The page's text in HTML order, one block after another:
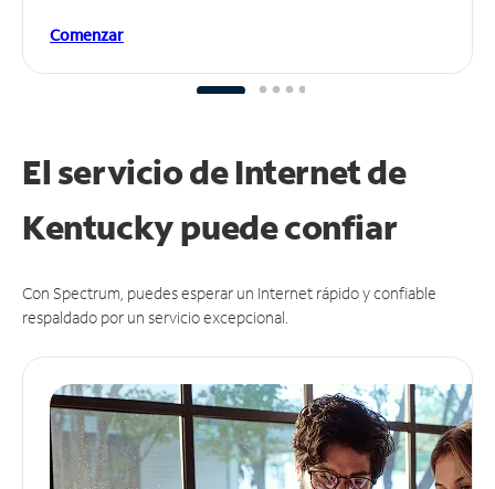
Comenzar
El servicio de Internet de
Kentucky puedeconfiar
Con Spectrum, puedes esperar un Internet rápido y confiable
respaldado por un servicio excepcional.